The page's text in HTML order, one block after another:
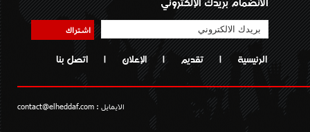
اشتراك
الرئيسية | تقديم | الإعلان | اتصل بنا
الايمايل : contact@elheddaf.com